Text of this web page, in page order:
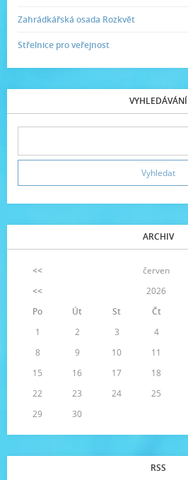
Zahrádkářská osada Rozkvět
Střelnice pro veřejnost
VYHLEDÁVÁNÍ
ARCHIV
<< červen
<<
2026
Po
Út St Čt
1
2 3 4
8
9 10 11
15
16 17 18
22
23 24 25
29
30
RSS